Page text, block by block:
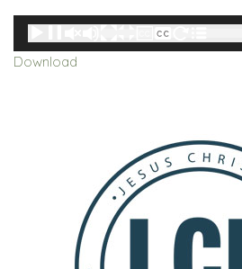
Audio
Player
Download